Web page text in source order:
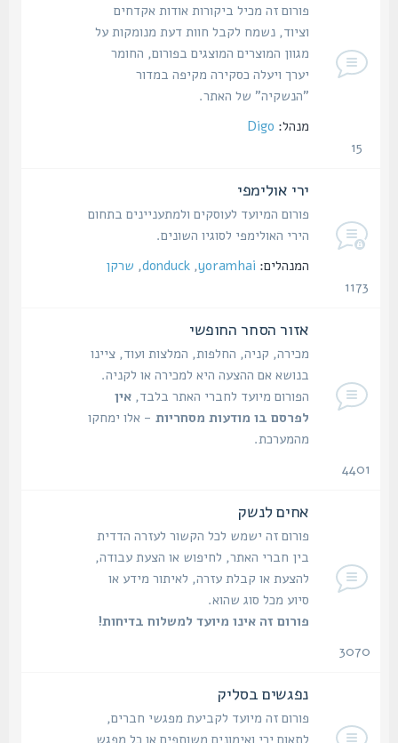
פורום זה מכיל ביקורות אודות אקדחים
וציוד, נשמח לקבל חוות דעת מנומקות על
מגוון המוצרים המוצגים בפורום, החומר
יערך ויעלה כסקירה מקיפה במדור
"הנשקיה" של האתר.
מנהל: Digo
ירי אולימפי
פורום המיועד לעוסקים ולמתעניינים בתחום
הירי האולימפי לסוגיו השונים.
המנהלים: yoramhai
,
donduck
,שרקן
אזור הסחר החופשי
מכירה, קניה, החלפות, המלצות ועוד, ציינו
בנושא אם ההצעה היא למכירה או לקניה.
הפורום מיועד לחברי האתר בלבד,אין
לפרסם בו מודעות מסחריות- אלו ימחקו
מהמערכת.
אחים לנשק
פורום זה ישמש לכל הקשור לעזרה הדדית
בין חברי האתר, לחיפוש או הצעת עבודה,
להצעת או קבלת עזרה, לאיתור מידע או
סיוע מכל סוג שהוא.
פורום זה אינו מיועד למשלוח בדיחות!
3070
נפגשים בסליק
פורום זה מיועד לקביעת מפגשי חברים,
לתאום ירי ואימונים משותפים או כל מפגש